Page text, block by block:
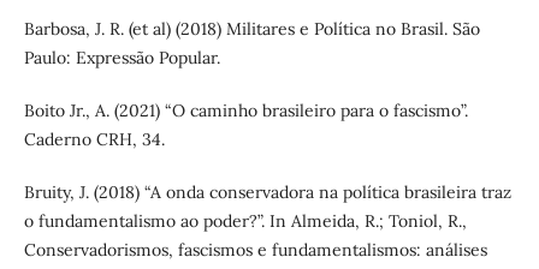
Barbosa, J. R. (et al) (2018) Militares e Política no Brasil. São
Paulo: Expressão Popular.
Boito Jr., A. (2021) “O caminho brasileiro para o fascismo”.
Caderno CRH, 34.
Bruity, J. (2018) “A onda conservadora na política brasileira traz
o fundamentalismo ao poder?”. In Almeida, R.; Toniol, R.,
Conservadorismos, fascismos e fundamentalismos: análises